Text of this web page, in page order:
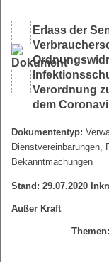
Erlass der
Verordnung
dem
Dokumententyp:
Dienstvereinbarungen,
Bekanntmachungen
Stand: 29.07.2020
Außer Kraft
Themen: